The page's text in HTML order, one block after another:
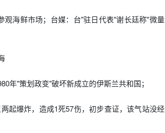
海鲜市场；台媒：台"驻日代表"谢长廷称"微量
年"策划政变"破坏新成立的伊斯兰共和国；
起爆炸，造成1死57伤，初步查证，该气站没经